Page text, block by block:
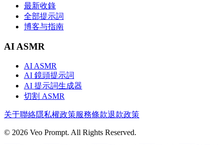
最新收錄
全部提示詞
博客与指南
AI ASMR
AI ASMR
AI 鏡頭提示詞
AI 提示詞生成器
切割 ASMR
关于聯絡隱私權政策服務條款退款政策
© 2026 Veo Prompt. All Rights Reserved.